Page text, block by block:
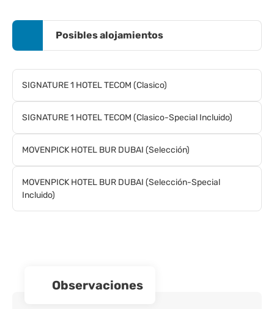
Posibles alojamientos
SIGNATURE 1 HOTEL TECOM (Clasico)
SIGNATURE 1 HOTEL TECOM (Clasico-Special Incluido)
MOVENPICK HOTEL BUR DUBAI (Selección)
MOVENPICK HOTEL BUR DUBAI (Selección-Special
Incluido)
observaciones